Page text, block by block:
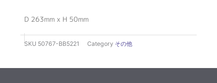
D 263mm x H 50mm
SKU 50767-BB5221 Category その他